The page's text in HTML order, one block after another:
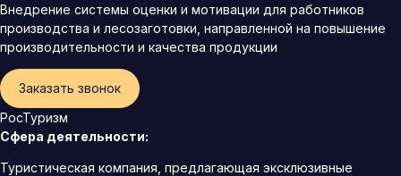
Внедрение системы оценки и мотивации для работников
производства и лесозаготовки, направленной на повышение
производительности и качества продукции
Заказать звонок
РосТуризм
Сфера деятельности:
Туристическая компания, предлагающая эксклюзивные